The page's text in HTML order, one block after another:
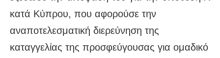
κατά Κύπρου, που αφορούσε την
αναποτελεσματική διερεύνηση της
καταγγελίας της προσφεύγουσας για ομαδικό